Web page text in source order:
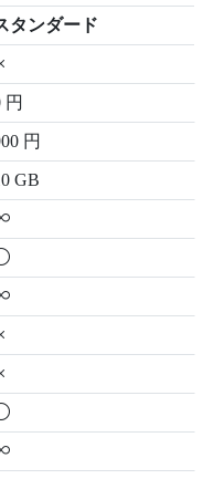
タンダード
タンダード
円
円
GB